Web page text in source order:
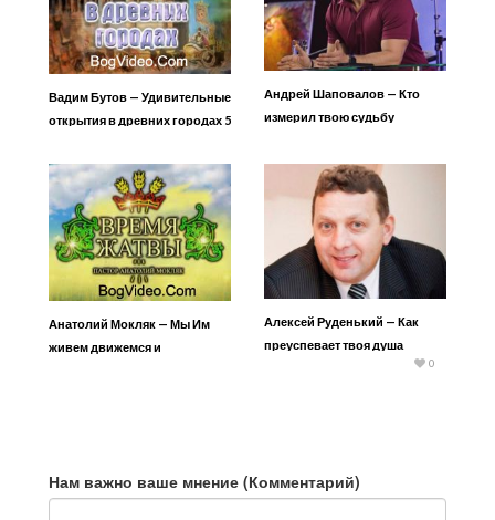
Вадим Бутов — Удивительные
открытия в древних городах 5
Андрей Шаповалов — Кто
измерил твою судьбу
Анатолий Мокляк — Мы Им
живем движемся и
Алексей Руденький — Как
преуспевает твоя душа
0
Нам важно ваше мнение (Комментарий)